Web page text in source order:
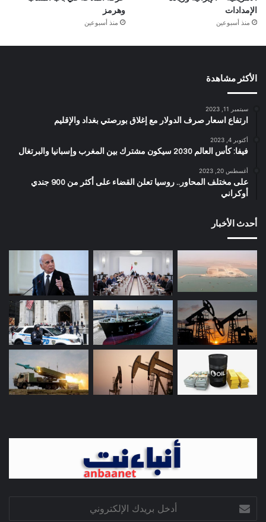
الإمدادات
منذ أسبوعين
وهرمز
منذ أسبوعين
الأكثر مشاهدة
سبتمبر 11, 2023
ارتفاع اسعار صرف الدولار مع إغلاق بورصتي بغداد والإقليم
أكتوبر 4, 2023
فيفا: كأس العالم 2030 سيكون مشترك بين المغرب وإسبانيا والبرتغال
أغسطس 20, 2023
على مختلف المحاور.. روسيا تعلن القضاء على أكثر من 900 جندي
أوكراني
أحدث الأخبار
بريدك